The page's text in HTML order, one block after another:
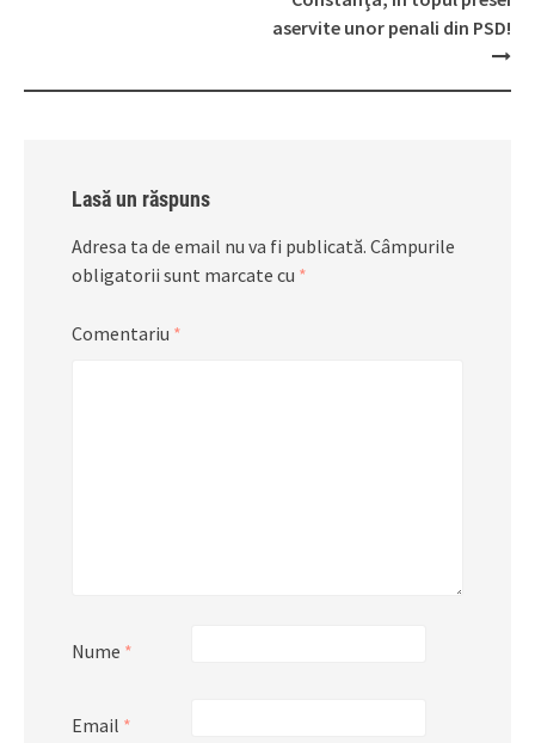
aservite unor penali din PSD!
Lasă un răspuns
Adresa ta de email nu va fi publicată. Câmpurile
obligatorii sunt marcate cu *
Comentariu *
Nume *
Email *